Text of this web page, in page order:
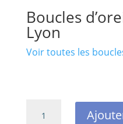
Boucles
Lyon
Voir toutes les